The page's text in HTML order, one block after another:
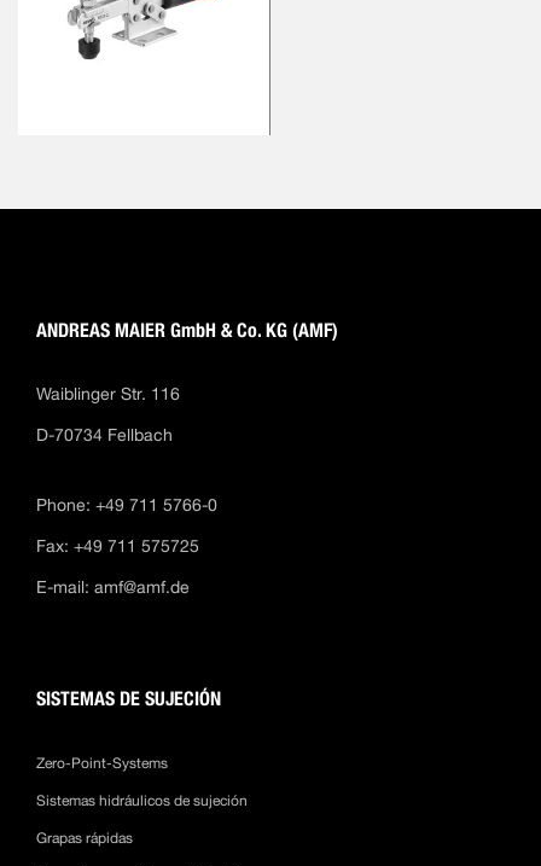
ANDREAS MAIER GmbH & Co. KG (AMF)
Waiblinger Str. 116
D-70734 Fellbach
Phone: +49 711 5766-0
Fax: +49 711 575725
E-mail: amf@amf.de
SISTEMAS DE SUJECIÓN
Zero-Point-Systems
Sistemas hidráulicos de sujeción
Grapas rápidas